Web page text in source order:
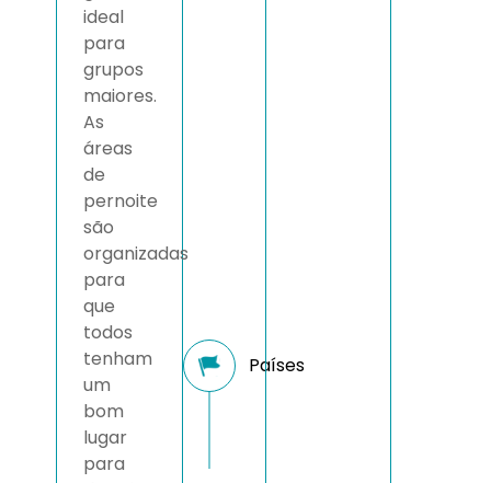
ideal
para
grupos
maiores.
As
áreas
de
pernoite
são
organizadas
para
que
todos
tenham
um
bom
lugar
para